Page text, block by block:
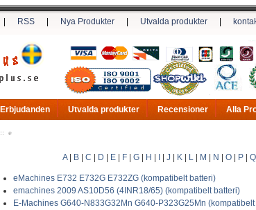
RSS Nya Produkter Utvalda produkter
Erbjudanden Utvalda produkter Recensioner Alla
:: e
A| B C D E F G H J K L M N O P Q
eMachines E732 E732G E732ZG (kompatibelt batteri)
emachines 2009 AS10D56 (4INR18/65) (kompatibelt batteri)
E-Machines G640-N833G32Mn G640-P323G25Mn